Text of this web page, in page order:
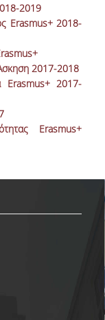
2019
Erasmus+ 2018-
2017-2018
Erasmus+ 2017-
Erasmus+